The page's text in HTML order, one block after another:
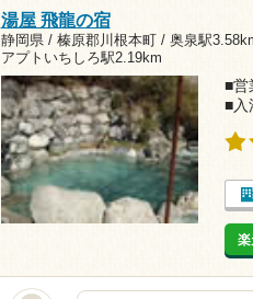
湯屋 飛龍の宿
静岡県 / 榛原郡川根本町 / 奥泉駅
アプトいちしろ駅2.19km
■営
■入